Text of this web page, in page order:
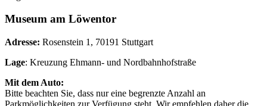
Museum am Löwentor
Adresse: Rosenstein 1, 70191 Stuttgart
Lage: Kreuzung Ehmann- und Nordbahnhofstraße
Mit dem Auto:
Bitte beachten Sie, dass nur eine begrenzte Anzahl an
Parkmöglichkeiten zur Verfügung steht. Wir empfehlen daher die